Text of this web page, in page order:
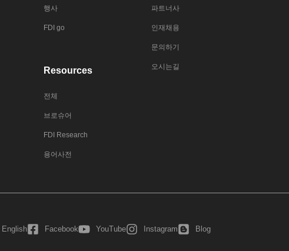
행사
FDI go
Resources
전체
브로슈어
FDI Research
용어사전
파트너사
인재채용
문의하기
오시는길
English Facebook YouTube Instagram Blog